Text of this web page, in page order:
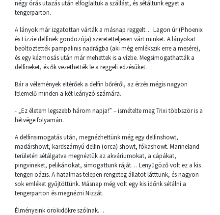
négy órás utazás után elfoglaltuk a szállást, és sétáltunk egyet a
tengerparton.
A lányok már izgatottan várták a másnap reggelt… Lagon úr (Phoenix
és Lizzie delfinek gondozója) szeretetteljesen várt minket. A lányokat
beöltöztették pampalinis nadrágba (aki még emlékszik erre a mesére),
és egy kézmosás után már mehettek is a vízbe. Megsimogathatták a
delfineket, és ők vezethették le a reggeli edzésüket.
Bár a vélemények eltérőek a delfin bőréről, az érzés mégis nagyon
felemelő minden a két leányzó számára.
- „Ez életem legszebb három napja!” – ismételte meg Trixi többször is a
hétvége folyamán.
A delfinsimogatás után, megnézhettünk még egy delfinshowt,
madárshowt, kardszárnyú delfin (orca) showt, fókashowt. Marineland
területén sétálgatva megnéztük az akváriumokat, a cápákat,
pingvineket, pelikánokat, simogattunk ráját… Lenyűgöző volt ez a kis
tengeri oázis. A hatalmas telepen rengeteg állatot látttunk, és nagyon
sok emléket gyűjtöttünk. Másnap még volt egy kis időnk sétálni a
tengerparton és megnézni Nizzát.
Élményeink örökidőkre szólnak…